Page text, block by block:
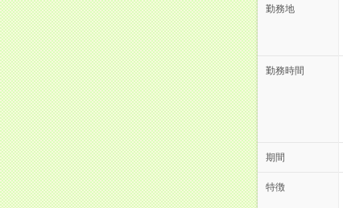
勤務地
勤務時間
期間
特徴